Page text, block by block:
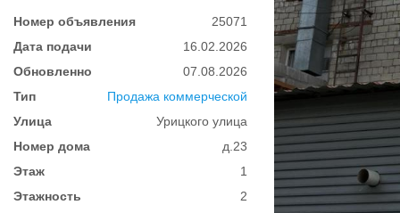
Номер объявления
25071
Дата подачи
16.02.2026
Обновленно
07.08.2026
Тип
Продажа коммерческой
Улица
Урицкого улица
Номер дома
д.23
Этаж
1
Этажность
2